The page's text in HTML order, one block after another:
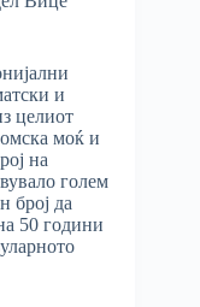
и
целиот
моќ и
на
голем
број да
50 години